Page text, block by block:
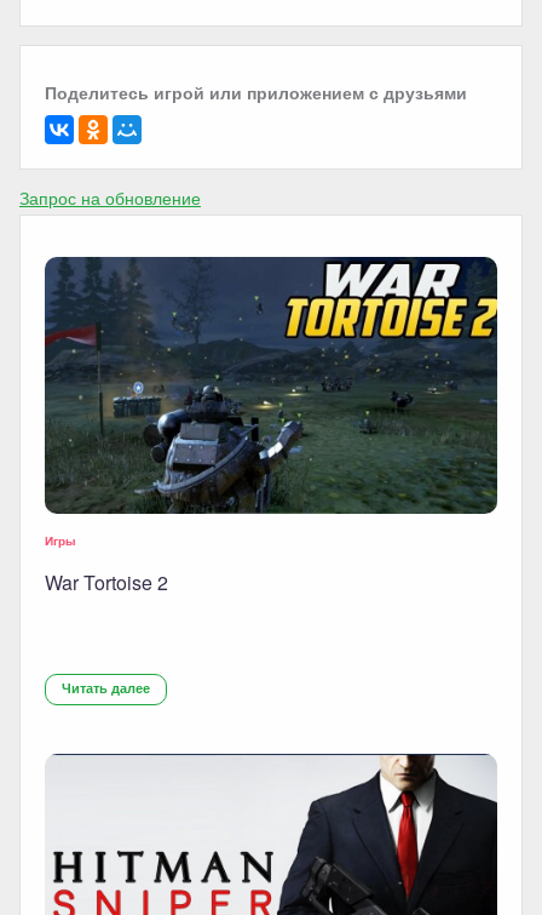
Поделитесь игрой или приложением с друзьями
Запрос на обновление
Игры
War Tortoise 2
Читать далее